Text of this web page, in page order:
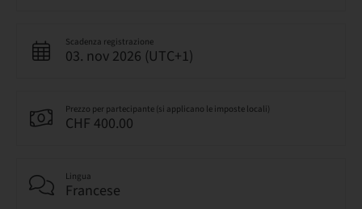
Scadenza registrazione
03. nov 2026 (UTC+1)
Prezzo per partecipante (si applicano le imposte locali)
CHF 400.00
Lingua
Francese